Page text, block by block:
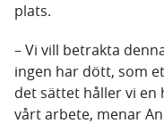
plats.
– Vi vill betrakta
ingen har dött, som
det sättet håller vi en
vårt arbete, menar